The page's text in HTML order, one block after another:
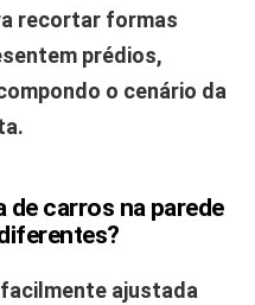
recortar formas
prédios,
o cenário da
de carros na parede
ajustada